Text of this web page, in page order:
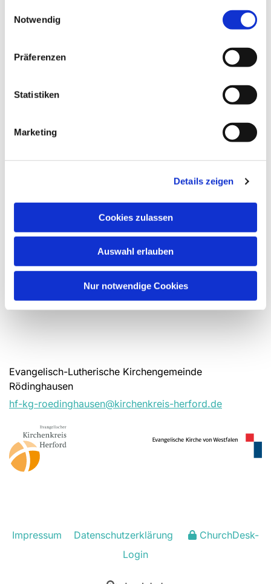
Notwendig
Präferenzen
Statistiken
Marketing
Details zeigen
Cookies zulassen
Auswahl erlauben
Nur notwendige Cookies
Der Treff "nur" für Männer an jedem 2 Mittwoch im
Evangelisch-Lutherische Kirchengemeinde
Rödinghausen
hf-kg-roedinghausen@kirchenkreis-herford.de
Impressum Datenschutzerklärung
ChurchDesk-
Login